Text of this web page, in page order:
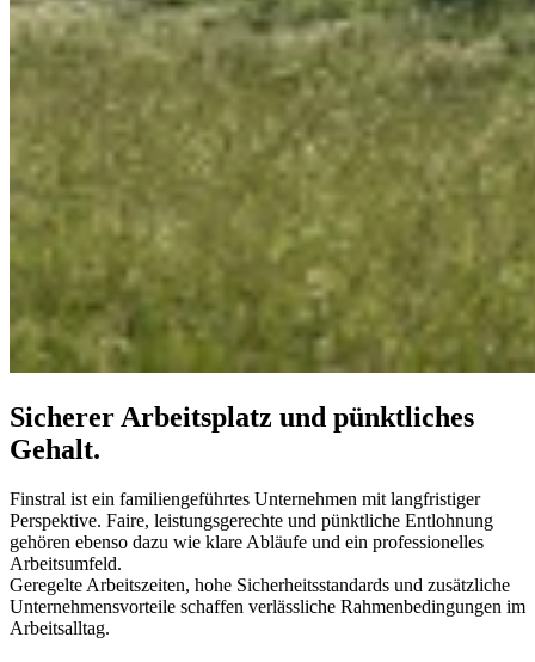
Sicherer Arbeitsplatz und pünktliches
Gehalt.
Finstral ist ein familiengeführtes Unternehmen mit langfristiger
Perspektive. Faire, leistungsgerechte und pünktliche Entlohnung
gehören ebenso dazu wie klare Abläufe und ein professionelles
Arbeitsumfeld.
Geregelte Arbeitszeiten, hohe Sicherheitsstandards und zusätzliche
Unternehmensvorteile schaffen verlässliche Rahmenbedingungen im
Arbeitsalltag.